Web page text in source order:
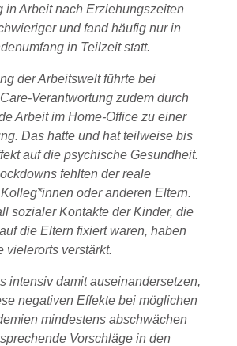
in Arbeit nach Erziehungszeiten
und fand häufig nur in
in Teilzeit statt.
der Arbeitswelt führte bei
Verantwortung zudem durch
Arbeit im Home-Office zu einer
Das hatte und hat teilweise bis
auf die psychische Gesundheit.
fehlten der reale
oder anderen Eltern.
sozialer Kontakte der Kinder, die
die Eltern fixiert waren, haben
vielerorts verstärkt.
intensiv damit auseinandersetzen,
negativen Effekte bei möglichen
mindestens abschwächen
Vorschläge in den